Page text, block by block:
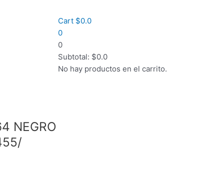
Cart $0.0
0
0
Subtotal: $0.0
No hay productos en el carrito.
NEGRO